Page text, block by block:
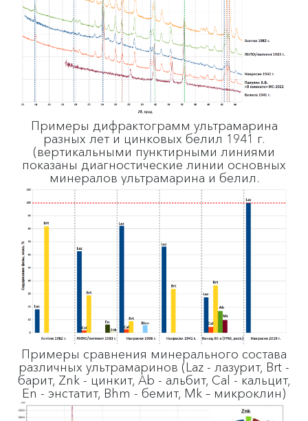
Примеры дифрактограмм ультрамарина
разных лет и цинковых белил 1941 г.
(вертикальными пунктирными линиями
показаны диагностические линии основных
минералов ультрамарина и белил.
Примеры сравнения минерального состава
различных ультрамаринов (Laz - лазурит, Brt -
барит, Znk - цинкит, Ab - альбит, Cal - кальцит,
En - энстатит, Bhm - бемит, Mk – микроклин)